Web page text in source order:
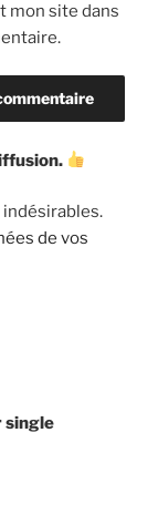
mon site dans
de vos
single